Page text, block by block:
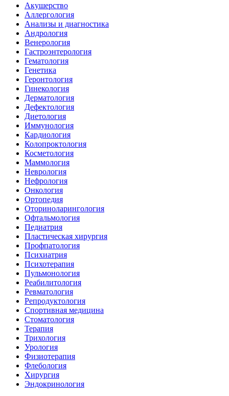
Акушерство
Аллергология
Анализы и диагностика
Андрология
Венерология
Гастроэнтерология
Гематология
Генетика
Геронтология
Гинекология
Дерматология
Дефектология
Диетология
Иммунология
Кардиология
Колопроктология
Косметология
Маммология
Неврология
Нефрология
Онкология
Ортопедия
Оториноларингология
Офтальмология
Педиатрия
Пластическая хирургия
Профпатология
Психиатрия
Психотерапия
Пульмонология
Реабилитология
Ревматология
Репродуктология
Спортивная медицина
Стоматология
Терапия
Трихология
Урология
Физиотерапия
Флебология
Хирургия
Эндокринология